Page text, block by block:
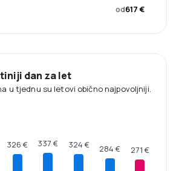
od617 €
dan za let
u tjednu su letovi obično najpovoljniji.
326 € 337 € 324 € 284 € 271 €